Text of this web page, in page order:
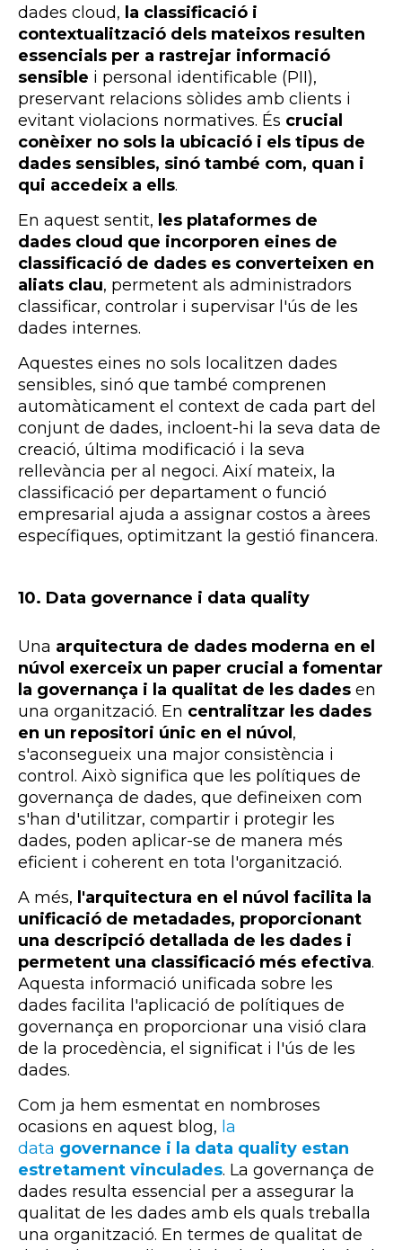
dades cloud, la classificació i
contextualització dels mateixos resulten
essencials per a rastrejar informació
sensible i personal identificable (PII),
preservant relacions sòlides amb clients i
evitant violacions normatives. És crucial
conèixer no sols la ubicació i els tipus de
dades sensibles, sinó també com, quan i
qui accedeix a ells.
En aquest sentit, les plataformes de
dades cloud que incorporen eines de
classificació de dades es converteixen en
aliats clau, permetent als administradors
classificar, controlar i supervisar l'ús de les
dades internes.
Aquestes eines no sols localitzen dades
sensibles, sinó que també comprenen
automàticament el context de cada part del
conjunt de dades, incloent-hi la seva data de
creació, última modificació i la seva
rellevància per al negoci. Així mateix, la
classificació per departament o funció
empresarial ajuda a assignar costos a àrees
específiques, optimitzant la gestió financera.
10. Data governance i data quality
Una arquitectura de dades moderna en el
núvol exerceix un paper crucial a fomentar
la governança i la qualitat de les dades en
una organització. En centralitzar les dades
en un repositori únic en el núvol,
s'aconsegueix una major consistència i
control. Això significa que les polítiques de
governança de dades, que defineixen com
s'han d'utilitzar, compartir i protegir les
dades, poden aplicar-se de manera més
eficient i coherent en tota l'organització.
A més, l'arquitectura en el núvol facilita la
unificació de metadades, proporcionant
una descripció detallada de les dades i
permetent una classificació més efectiva.
Aquesta informació unificada sobre les
dades facilita l'aplicació de polítiques de
governança en proporcionar una visió clara
de la procedència, el significat i l'ús de les
dades.
Com ja hem esmentat en nombroses
ocasions en aquest blog, la
data governance i la data quality estan
estretament vinculades. La governança de
dades resulta essencial per a assegurar la
qualitat de les dades amb els quals treballa
una organització. En termes de qualitat de